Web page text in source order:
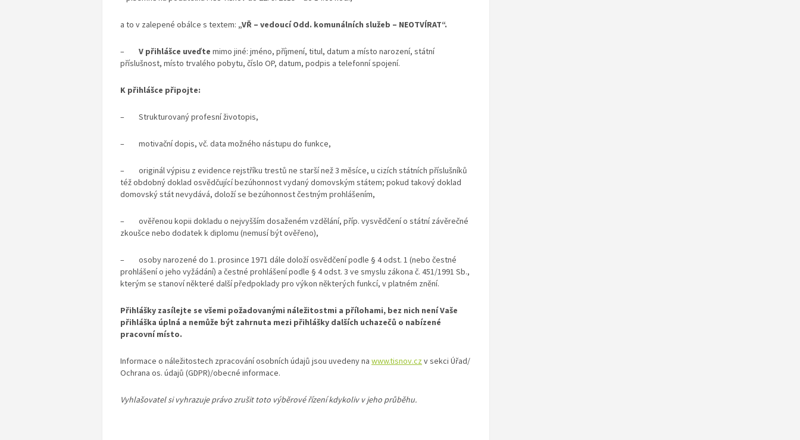
a to v zalepené obálce s textem: „VŘ – vedoucí Odd. komunálních služeb – NEOTVÍRAT“.
– V přihlášce uveďte mimo jiné: jméno, příjmení, titul, datum a místo narození, státní
příslušnost, místo trvalého pobytu, číslo OP, datum, podpis a telefonní spojení.
K přihlášce připojte:
– Strukturovaný profesní životopis,
– motivační dopis, vč. data možného nástupu do funkce,
– originál výpisu z evidence rejstříku trestů ne starší než 3 měsíce, u cizích státních příslušníků
též obdobný doklad osvědčující bezúhonnost vydaný domovským státem; pokud takový doklad
domovský stát nevydává, doloží se bezúhonnost čestným prohlášením,
– ověřenou kopii dokladu o nejvyšším dosaženém vzdělání, příp. vysvědčení o státní závěrečné
zkoušce nebo dodatek k diplomu (nemusí být ověřeno),
– osoby narozené do 1. prosince 1971 dále doloží osvědčení podle § 4 odst. 1 (nebo čestné
prohlášení o jeho vyžádání) a čestné prohlášení podle § 4 odst. 3 ve smyslu zákona č. 451/1991 Sb.,
kterým se stanoví některé další předpoklady pro výkon některých funkcí, v platném znění.
Přihlášky zasílejte se všemi požadovanými náležitostmi a přílohami, bez nich není Vaše
přihláška úplná a nemůže být zahrnuta mezi přihlášky dalších uchazečů o nabízené
pracovní místo.
Informace o náležitostech zpracování osobních údajů jsou uvedeny na www.tisnov.czv sekci Úřad/
Ochrana os. údajů (GDPR)/obecné informace.
Vyhlašovatel si vyhrazuje právo zrušit toto výběrové řízení kdykoliv v jeho průběhu.